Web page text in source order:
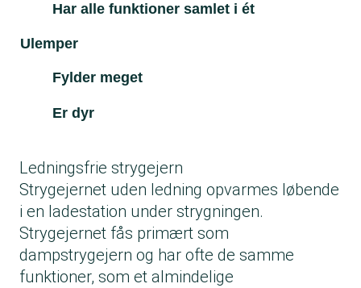
Har alle funktioner samlet i ét
Ulemper
Fylder meget
Er dyr
Ledningsfrie strygejern
Strygejernet uden ledning opvarmes løbende
i en ladestation under strygningen.
Strygejernet fås primært som
dampstrygejern og har ofte de samme
funktioner, som et almindelige